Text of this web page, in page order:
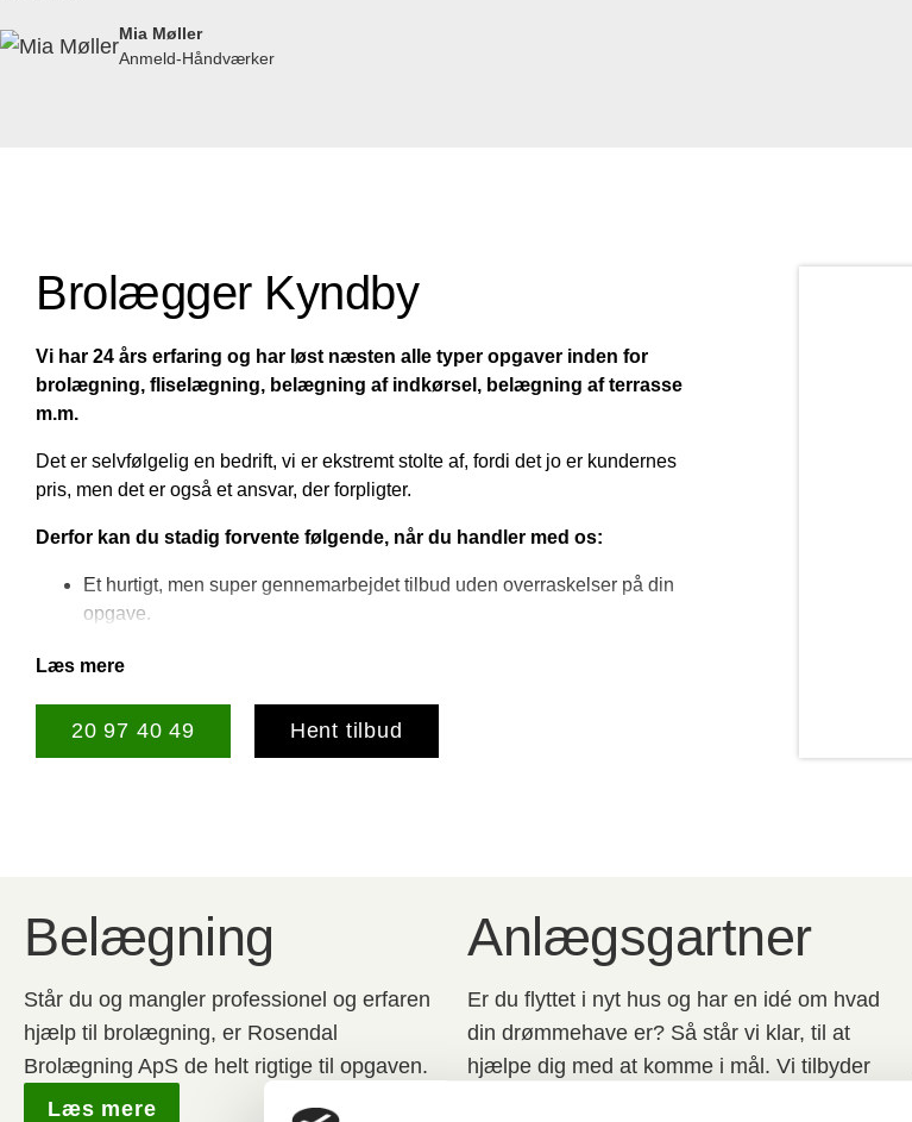
Mia Møller
Anmeld-Håndværker
Brolægger Kyndby
Vi har 24 års erfaring og har løst næsten alle typer opgaver inden for
brolægning, fliselægning, belægning af indkørsel, belægning af terrasse
m.m.
Det er selvfølgelig en bedrift, vi er ekstremt stolte af, fordi det jo er kundernes
pris, men det er også et ansvar, der forpligter.
Derfor kan du stadig forvente følgende, når du handler med os:
Et hurtigt, men super gennemarbejdet tilbud uden overraskelser på din
opgave.
Danmarks bedste brolæggere.
inden opstart.
Skarp og konkret kommunikation, så du aldrig er i tvivl om, hvor langt vi er
Læs mere
20 97 40 49 Hent tilbud
Belægning
Står du og mangler professionel og erfaren
hjælp til brolægning, er Rosendal
Brolægning ApS de helt rigtige til opgaven.
Læs mere
Anlægsgartner
Er du flyttet i nyt hus og har en idé om hvad
din drømmehave er? Så står vi klar, til at
hjælpe dig med at komme i mål. Vi tilbyder